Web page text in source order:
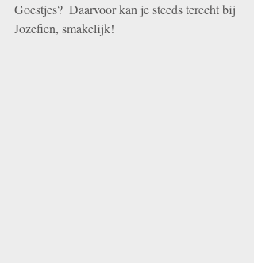
Goestjes?  Daarvoor kan je steeds terecht bij
Jozefien, smakelijk!